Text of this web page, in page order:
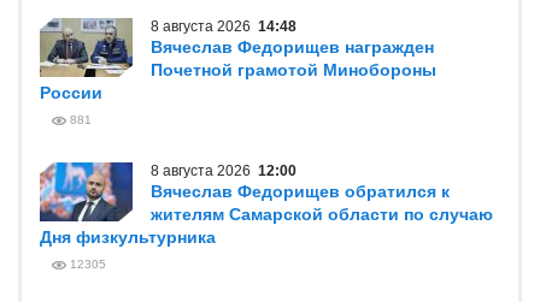
8 августа 2026 14:48
Вячеслав Федорищев награжден
Почетной грамотой Минобороны
России
881
8 августа 2026 12:00
Вячеслав Федорищев обратился к
жителям Самарской области по случаю
Дня физкультурника
12305